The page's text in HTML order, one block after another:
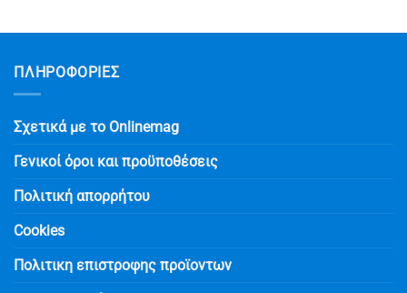
ΠΛΗΡΟΦΟΡΙΕΣ
Σχετικά με το Onlinemag
Γενικοί όροι και προϋποθέσεις
Πολιτική απορρήτου
Cookies
Πολιτικη επιστροφης προϊοντων